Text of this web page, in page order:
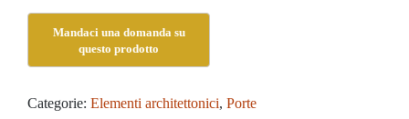
Categorie: Elementi architettonici, Porte